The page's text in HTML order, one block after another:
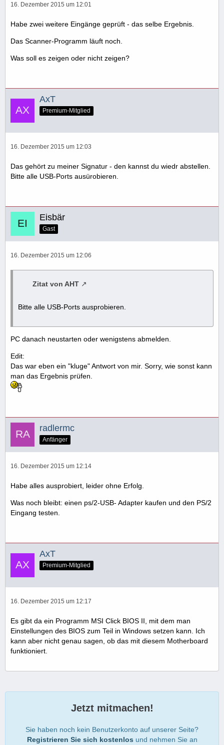
16. Dezember 2015 um 12:01
Habe zwei weitere Eingänge geprüft - das selbe Ergebnis.
Das Scanner-Programm läuft noch.
Was soll es zeigen oder nicht zeigen?
AxT
Premium-Mitglied
16. Dezember 2015 um 12:03
Das gehört zu meiner Signatur - den kannst du wiedr abstellen.
Bitte alle USB-Ports ausürobieren.
Eisbär
Gast
16. Dezember 2015 um 12:06
Zitat von AHT
Bitte alle USB-Ports ausprobieren.
PC danach neustarten oder wenigstens abmelden.
Edit:
Das war eben ein "kluge" Antwort von mir. Sorry, wie sonst kann
man das Ergebnis prüfen.
radlermc
Anfänger
16. Dezember 2015 um 12:14
Habe alles ausprobiert, leider ohne Erfolg.
Was noch bleibt: einen ps/2-USB- Adapter kaufen und den PS/2
Eingang testen.
AxT
Premium-Mitglied
16. Dezember 2015 um 12:17
Es gibt da ein Programm MSI Click BIOS II, mit dem man
Einstellungen des BIOS zum Teil in Windows setzen kann. Ich
kann aber nicht genau sagen, ob das mit diesem Motherboard
funktioniert.
Jetzt mitmachen!
Sie haben noch kein Benutzerkonto auf unserer Seite?
Registrieren Sie sich kostenlos und nehmen Sie an